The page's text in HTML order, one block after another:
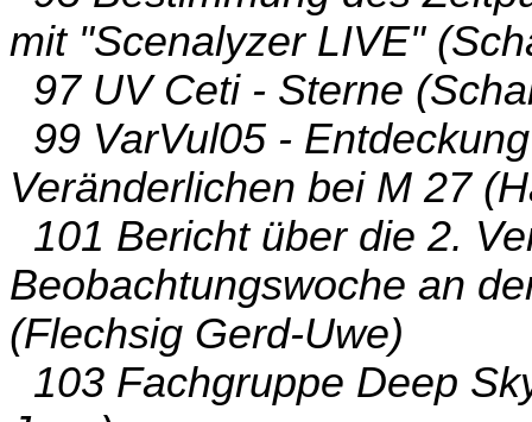
mit "Scenalyzer LIVE"
97 UV Ceti - Sterne
99 VarVul05 -
Veränderlichen bei M 27
101 Bericht über die 2.
Beobachtungswoche an
(Flechsig Gerd-Uwe)
103 Fachgruppe Deep